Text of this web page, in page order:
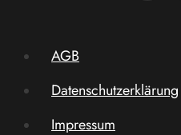
AGB
Datenschutzerklärung
Impressum